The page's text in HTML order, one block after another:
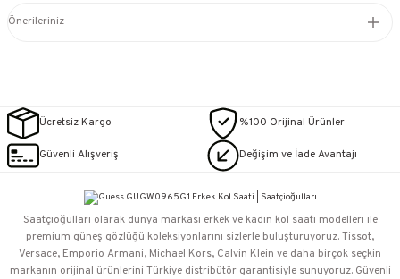
Önerileriniz
Ücretsiz Kargo %100 Orijinal Ürünler
Güvenli Alışveriş Değişim ve İade Avantajı
Saatçioğulları⁠ olarak dünya markası erkek ve kadın kol saati modelleri ile
premium güneş gözlüğü koleksiyonlarını sizlerle buluşturuyoruz. Tissot,
Versace, Emporio Armani, Michael Kors, Calvin Klein ve daha birçok seçkin
markanın orijinal ürünlerini Türkiye distribütör garantisiyle sunuyoruz. Güvenli